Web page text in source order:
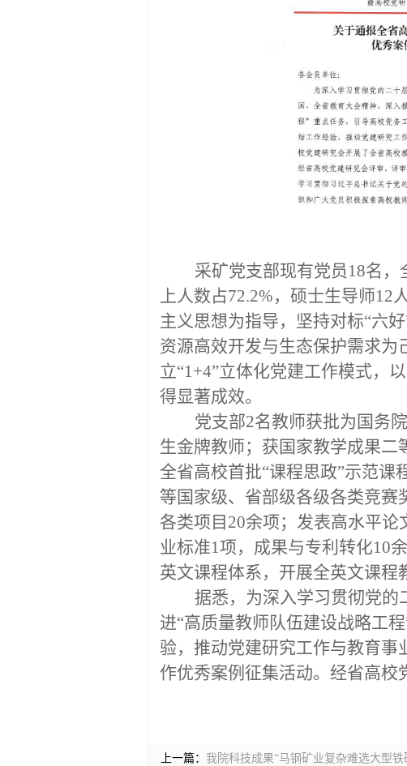
采矿党支部现有党员 18名，
上人数占72.2%，硕士生导师12
主义思想为指导，坚持对标“六好
资源高效开发与生态保护需求
立“1+4”立体化党建工作模式，
得显著成效。
党支部2名教师获批为国务
生金牌教师；获国家教学成果二
全省高校首批“课程思政”示范课
等国家级、省部级各级各类竞赛
各类项目 20余项；发表高水平论
业标准1项，成果与专利转化10
英文课程体系，开展全英文课程
据悉，为深入学习贯彻党的
进“高质量教师队伍建设战略工
验，推动党建研究工作与教育事
作优秀案例征集活动。经省高校
上一篇： 我院科技成果“马钢矿业复杂难选大型